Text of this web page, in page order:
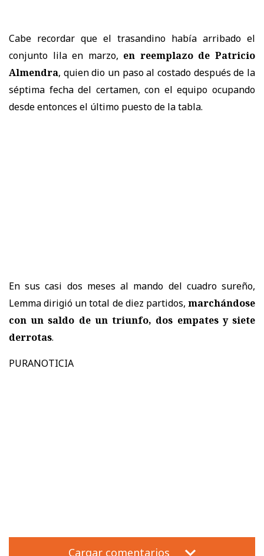
Cabe recordar que el trasandino había arribado el
conjunto lila en marzo, en reemplazo de Patricio
Almendra, quien dio un paso al costado después de la
séptima fecha del certamen, con el equipo ocupando
desde entonces el último puesto de la tabla.
En sus casi dos meses al mando del cuadro sureño,
Lemma dirigió un total de diez partidos, marchándose
con un saldo de un triunfo, dos empates y siete
derrotas.
PURANOTICIA
Cargar comentarios